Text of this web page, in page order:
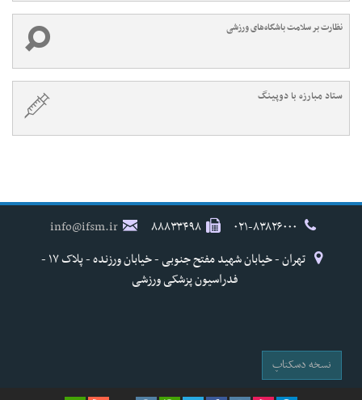
نظارت بر سلامت باشگاه‌های ورزشی
ستاد مبارزه با دوپینگ
۸۸۸۳۳۴۹۸
info@ifsm.ir
تهران - خیابان شهید مفتح جنوبی - خیابان ورزنده - پلاک ۱۷ -
فدراسیون پزشکی ورزشی
نسخه دسکتاپ